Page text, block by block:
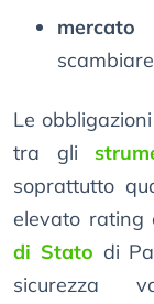
mercato
Le
tra gli
soprattutto
elevato rating
di Stato di
sicurezza